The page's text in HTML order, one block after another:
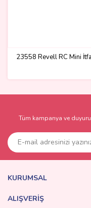
23558 Revell RC Mini
Tüm kampanya ve
KURUMSAL
ALIŞVERİŞ